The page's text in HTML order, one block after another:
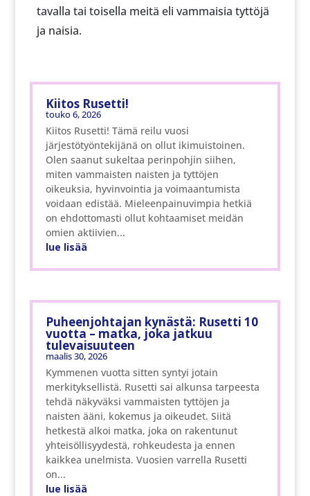
tavalla tai toisella meitä eli vammaisia tyttöjä
ja naisia.
Kiitos Rusetti!
touko 6, 2026
Kiitos Rusetti! Tämä reilu vuosi
järjestötyöntekijänä on ollut ikimuistoinen.
Olen saanut sukeltaa perinpohjin siihen,
miten vammaisten naisten ja tyttöjen
oikeuksia, hyvinvointia ja voimaantumista
voidaan edistää. Mieleenpainuvimpia hetkiä
on ehdottomasti ollut kohtaamiset meidän
omien aktiivien...
lue lisää
Puheenjohtajan kynästä: Rusetti 10
vuotta – matka, joka jatkuu
tulevaisuuteen
maalis 30, 2026
Kymmenen vuotta sitten syntyi jotain
merkityksellistä. Rusetti sai alkunsa tarpeesta
tehdä näkyväksi vammaisten tyttöjen ja
naisten ääni, kokemus ja oikeudet. Siitä
hetkestä alkoi matka, joka on rakentunut
yhteisöllisyydestä, rohkeudesta ja ennen
kaikkea unelmista. Vuosien varrella Rusetti
on...
lue lisää